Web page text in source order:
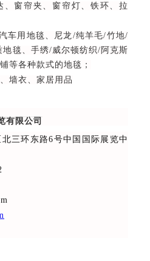
、窗帘夹、窗帘灯、铁环、拉
车用地毯、尼龙/纯羊毛/竹地/
地毯、手绣/威尔顿纺织/阿克斯
等各种款式的地毯；
墙衣、家居用品
有限公司
三环东路6号中国国际展览中